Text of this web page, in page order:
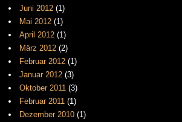
Juni 2012 (1)
Mai 2012 (1)
April 2012 (1)
März 2012 (2)
Februar 2012 (1)
Januar 2012 (3)
Oktober 2011 (3)
Februar 2011 (1)
Dezember 2010 (1)